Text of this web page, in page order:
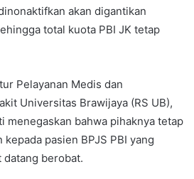
akan digantikan
total kuota PBI JK tetap
Pelayanan Medis dan
Universitas Brawijaya (RS UB),
menegaskan bahwa pihaknya tetap
pasien BPJS PBI yang
datang berobat.